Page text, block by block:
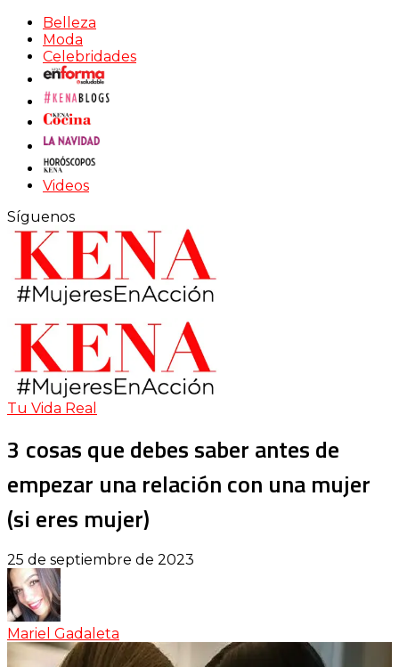
Belleza
Moda
Celebridades
Videos
Síguenos
Tu Vida Real
3 cosas que debes saber antes de
empezar una relación con una mujer
(si eres mujer)
25 de septiembre de 2023
Mariel Gadaleta